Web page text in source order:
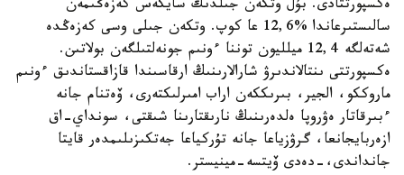
ەكسپورتتادى. بۇل وتكەن جىلدىڭ سايكەس كەزەڭىمەن
سالىستىرعاندا %12,6 عا كوپ. وتكەن جىلى وسى كەزەڭدە
شەتەلگە 12,4 ميلليون توننا ءونىم جونەلتىلگەن بولاتىن.
ەكسپورتتى ىنتالاندىرۋ شارالارىنىڭ ارقاسىندا قازاقستاندىق ءونىم
ماروككو، الجير، بىرىككەن اراب امىرلىكتەرى، ۆەتنام جانە
ءبىرقاتار ەۋروپا ەلدەرىنىڭ نارىقتارىنا شىقتى، سونداي-اق
ازەربايجانعا، گرۋزياعا جانە تۇركياعا جەتكىزىلىمدەر قايتا
جانداندى،-دەدى ۆيتسە-مينيستر.